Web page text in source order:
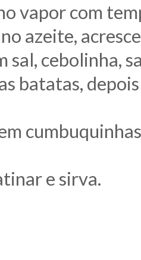
vapor com
azeite,
sal, cebolinha,
batatas,
e sirva.